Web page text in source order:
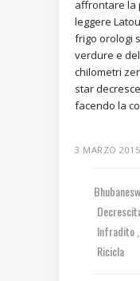
affrontare la
leggere
frigo orologi
verdure e
chilometri
star
facendo la
3 MARZO 2015
Infradito
Ricicla